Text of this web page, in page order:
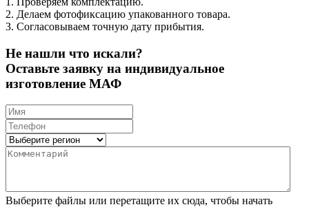
2. Делаем фотофиксацию упакованного товара.
3. Согласовываем точную дату прибытия.
Не нашли что искали?
Оставьте заявку на индивидуальное
изготовление МАФ
Выберите файлы или перетащите их сюда, чтобы начать